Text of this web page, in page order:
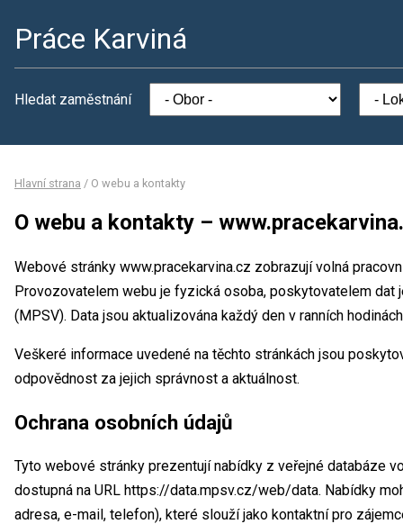
Práce Karviná
Hledat zaměstnání
Hlavní strana / O webu a kontakty
O webu a kontakty –
Webové stránky www.pracekarvina.cz zobrazují volná
Provozovatelem webu je fyzická osoba, poskytovatelem dat
(MPSV). Data jsou aktualizována každý den v ranních
Veškeré informace uvedené na těchto stránkách jsou
odpovědnost za jejich správnost a aktuálnost.
Ochrana osobních údajů
Tyto webové stránky prezentují nabídky z veřejné databáze
dostupná na URL https://data.mpsv.cz/web/data. Nabídky
adresa, e-mail, telefon), které slouží jako kontaktní pro